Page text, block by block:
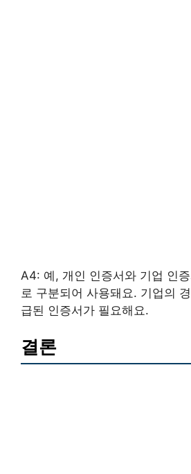
A4: 예, 개인 인증서와 기업 인
로 구분되어 사용돼요. 기업의
급된 인증서가 필요해요.
결론